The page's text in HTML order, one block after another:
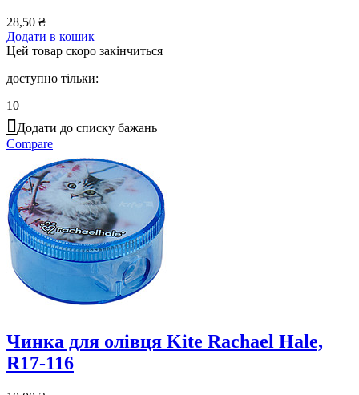
28,50 ₴
Додати в кошик
Цей товар скоро закінчиться
доступно тільки:
10
Додати до списку бажань
Compare
Чинка для олівця Kite Rachael Hale,
R17-116